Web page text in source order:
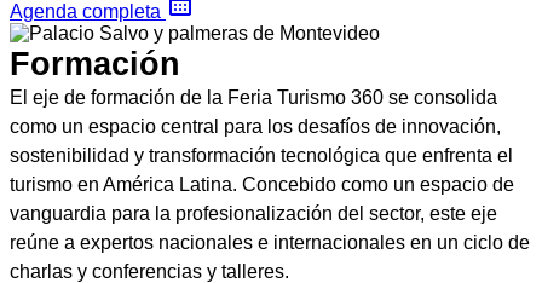
Agenda completa
Formación
El eje de formación de la Feria Turismo 360 se consolida
como un espacio central para los desafíos de innovación,
sostenibilidad y transformación tecnológica que enfrenta el
turismo en América Latina. Concebido como un espacio de
vanguardia para la profesionalización del sector, este eje
reúne a expertos nacionales e internacionales en un ciclo de
charlas y conferencias y talleres.